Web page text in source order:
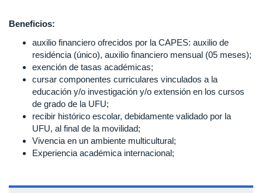
Beneficios:
auxilio financiero ofrecidos por la CAPES: auxilio de
residéncia (único), auxilio financiero mensual (05 meses);
exención de tasas académicas;
cursar componentes curriculares vinculados a la
educación y/o investigación y/o extensión en los cursos
de grado de la UFU;
recibir histórico escolar, debidamente validado por la
UFU, al final de la movilidad;
Vivencia en un ambiente multicultural;
Experiencia académica internacional;